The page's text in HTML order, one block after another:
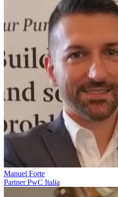
Manuel Forte
Partner PwC Italia